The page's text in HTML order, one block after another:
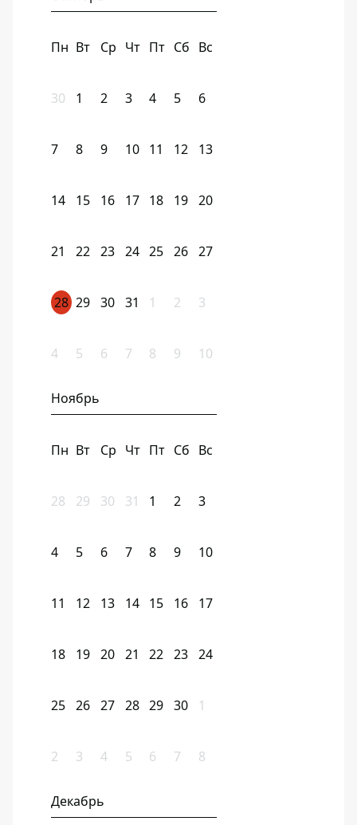
Пн Вт Ср Чт Пт Сб Вс
30 1 2 3 4 5 6
7 8 9 10 11 12 13
14 15 16 17 18 19 20
21 22 23 24 25 26 27
28 29 30 31 1 2 3
4 5 6 7 8 9 10
Ноябрь
Пн Вт Ср Чт Пт Сб Вс
28 29 30 31 1 2 3
4 5 6 7 8 9 10
11 12 13 14 15 16 17
18 19 20 21 22 23 24
25 26 27 28 29 30 1
2 3 4 5 6 7 8
Декабрь